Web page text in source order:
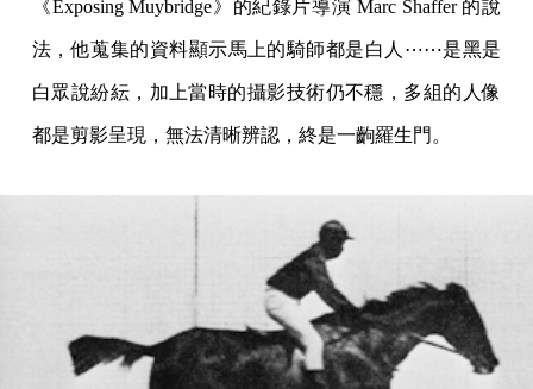
《Exposing Muybridge》的紀錄片導演 Marc Shaffer 的說
法，他蒐集的資料顯示馬上的騎師都是白人⋯⋯是黑是
白眾說紛紜，加上當時的攝影技術仍不穩，多組的人像
都是剪影呈現，無法清晰辨認，終是一齣羅生門。